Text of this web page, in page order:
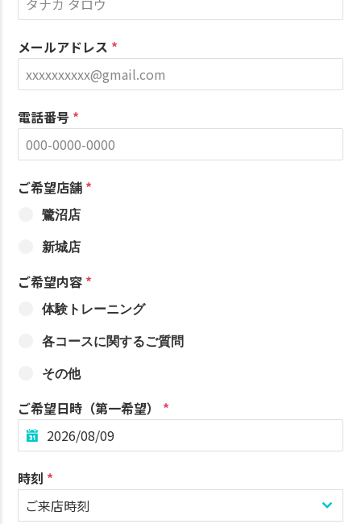
メールアドレス *
電話番号 *
ご希望店舗 *
鷺沼店
新城店
ご希望内容 *
体験トレーニング
各コースに関するご質問
その他
ご希望日時（第一希望） *
時刻 *
ご来店時刻